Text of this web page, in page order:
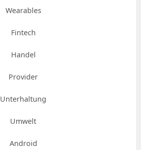
Wearables
Fintech
Handel
Provider
Unterhaltung
Umwelt
Android